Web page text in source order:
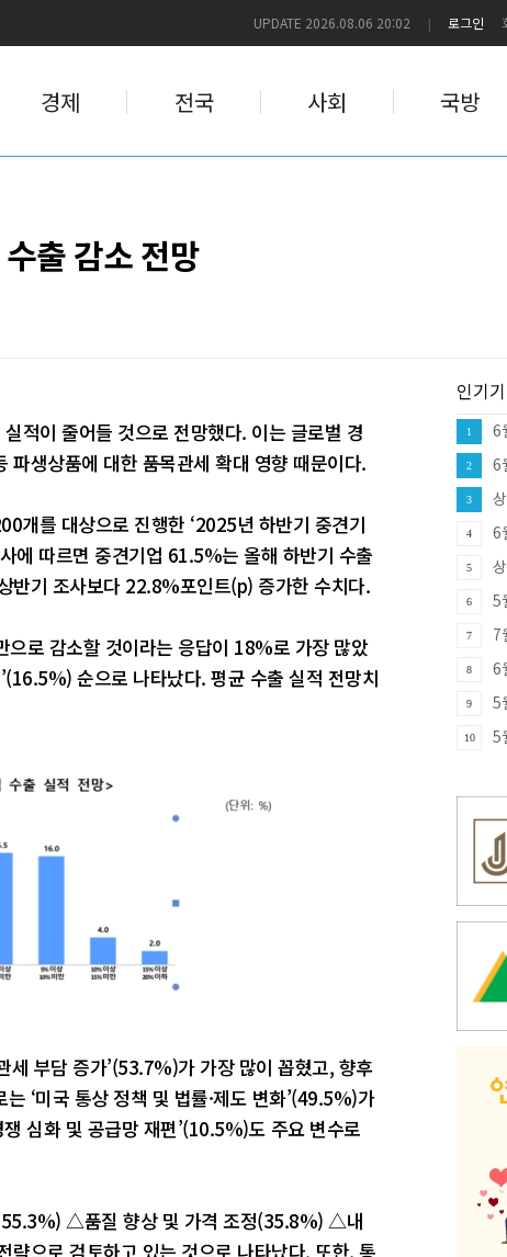
UPDATE 2026.08.06 20:02 로그인
경제 전국 사회 국방
출 감소 전망
적이 줄어들 것으로 전망했다. 이는 글로벌 경
파생상품에 대한 품목관세 확대 영향 때문이다.
개를 대상으로 진행한 ‘2025년 하반기 중견기
에 따르면 중견기업 61.5%는 올해 하반기 수출
반기 조사보다 22.8%포인트(p) 증가한 수치다.
로 감소할 것이라는 응답이 18%로 가장 많았
순으로 나타났다. 평균 수출 실적 전망치
세 부담 증가’(53.7%)가 가장 많이 꼽혔고, 향후
‘미국 통상 정책 및 법률·제도 변화’(49.5%)가
심화 및 공급망 재편’(10.5%)도 주요 변수로
△품질 향상 및 가격 조정(35.8%) △내
으로 검토하고 있는 것으로 나타났다. 또한, 통
인기
1
6
2
6
3
4
6
5
6
5
·
7
7
8
6
9
5
10
5